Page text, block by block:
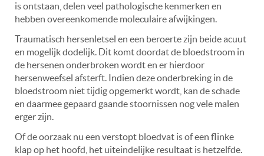
is ontstaan, delen veel pathologische kenmerken en
hebben overeenkomende moleculaire afwijkingen.
Traumatisch hersenletsel en een beroerte zijn beide acuut
en mogelijk dodelijk. Dit komt doordat de bloedstroom in
de hersenen onderbroken wordt en er hierdoor
hersenweefsel afsterft. Indien deze onderbreking in de
bloedstroom niet tijdig opgemerkt wordt, kan de schade
en daarmee gepaard gaande stoornissen nog vele malen
erger zijn.
Of de oorzaak nu een verstopt bloedvat is of een flinke
klap op het hoofd, het uiteindelijke resultaat is hetzelfde.